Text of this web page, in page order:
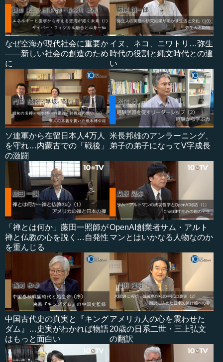
なぜ空海が現代社会に重要か
――新しい社会の創造のため
に
イヌ、ネコ、ニワトリ…弥生
時代の役割と縄文時代との違
い
ソ連軍から在留日本人4万人
を守れ…内蒙古での「戦後」
の激闘
米長邦雄のアンラーニング、
弟子の弟子になってV字成長
「禅とは何か」藤田一照師が
禅と仏教の心を説く…自発性
を重んじる
OpenAI創業者サム・アルト
マンとはいかなる人物なのか
中国古代史の真実と『キング
ダム』…史実がわかれば物語
はもっと面白い
アメリカ人の心を震わせた
20歳の日系二世・三上弘文
の翻訳